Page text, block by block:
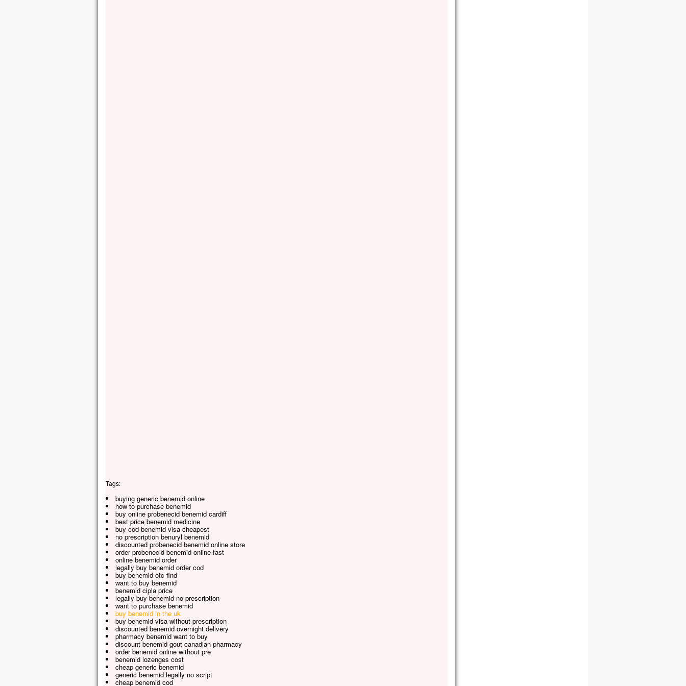
Tags:
buying generic benemid online
how to purchase benemid
buy online probenecid benemid cardiff
best price benemid medicine
buy cod benemid visa cheapest
no prescription benuryl benemid
discounted probenecid benemid online store
order probenecid benemid online fast
online benemid order
legally buy benemid order cod
buy benemid otc find
want to buy benemid
benemid cipla price
legally buy benemid no prescription
want to purchase benemid
buy benemid in the uk
buy benemid visa without prescription
discounted benemid overnight delivery
pharmacy benemid want to buy
discount benemid gout canadian pharmacy
order benemid online without pre
benemid lozenges cost
cheap generic benemid
generic benemid legally no script
cheap benemid cod